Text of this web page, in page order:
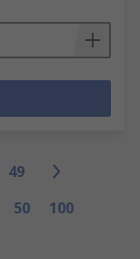
49
50 100